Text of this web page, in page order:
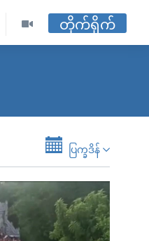
တိုက်ရိုက်
ပြက္ခဒိန်